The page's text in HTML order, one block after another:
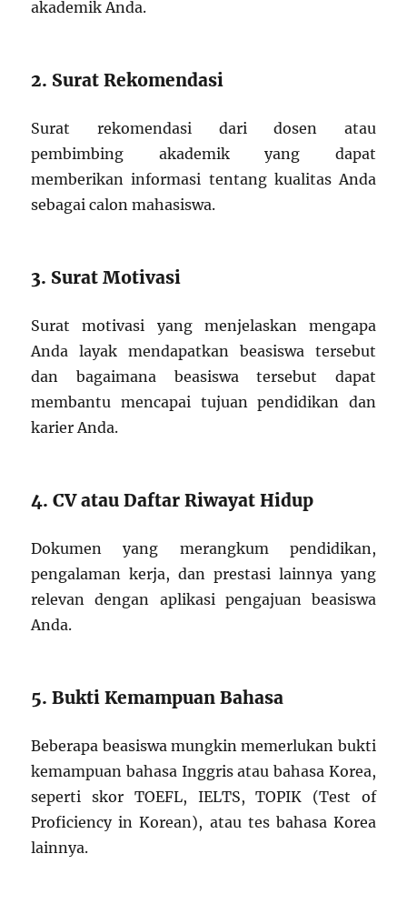
akademik Anda.
2. Surat Rekomendasi
Surat rekomendasi dari dosen atau
pembimbing akademik yang dapat
memberikan informasi tentang kualitas Anda
sebagai calon mahasiswa.
3. Surat Motivasi
Surat motivasi yang menjelaskan mengapa
Anda layak mendapatkan beasiswa tersebut
dan bagaimana beasiswa tersebut dapat
membantu mencapai tujuan pendidikan dan
karier Anda.
4. CV atau Daftar Riwayat Hidup
Dokumen yang merangkum pendidikan,
pengalaman kerja, dan prestasi lainnya yang
relevan dengan aplikasi pengajuan beasiswa
Anda.
5. Bukti Kemampuan Bahasa
Beberapa beasiswa mungkin memerlukan bukti
kemampuan bahasa Inggris atau bahasa Korea,
seperti skor TOEFL, IELTS, TOPIK (Test of
Proficiency in Korean), atau tes bahasa Korea
lainnya.